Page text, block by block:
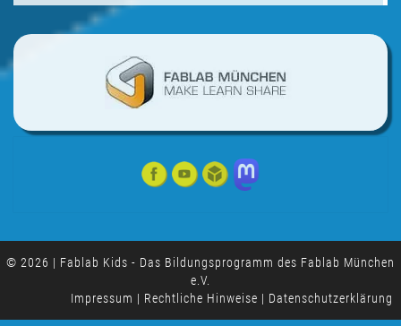
© 2026 | Fablab Kids - Das Bildungsprogramm des Fablab München
e.V.
Impressum | Rechtliche Hinweise | Datenschutzerklärung